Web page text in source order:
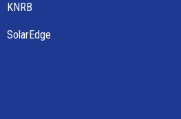
KNRB
SolarEdge